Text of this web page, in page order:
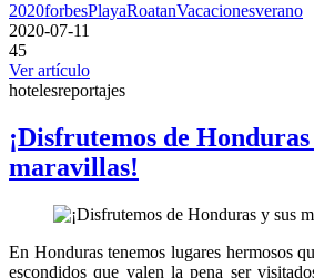
2020forbesPlayaRoatanVacacionesverano
2020-07-11
45
Ver artículo
hotelesreportajes
¡Disfrutemos de Honduras
maravillas!
En Honduras tenemos lugares hermosos
escondidos que valen la pena ser